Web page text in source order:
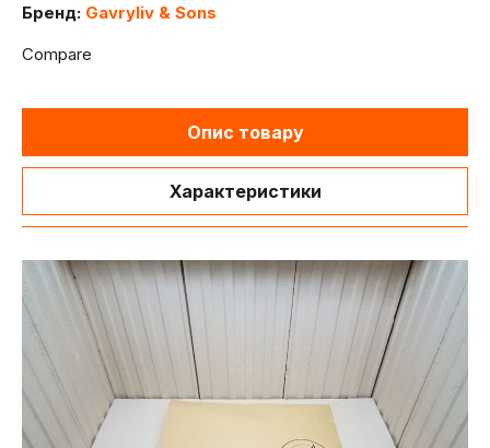
Бренд: Gavryliv & Sons
Compare
Опис товару
Характеристики